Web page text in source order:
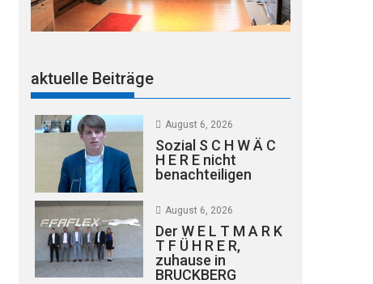
aktuelle Beiträge
August 6, 2026
Sozial S C H W Ä C
H E R E nicht
benachteiligen
August 6, 2026
Der W E L T M A R K
T F Ü H R E R,
zuhause in
BRUCKBERG